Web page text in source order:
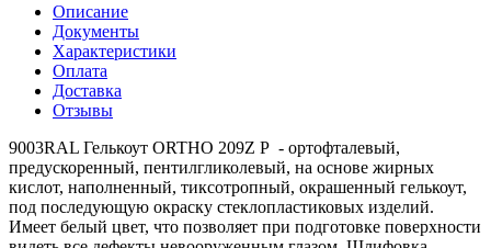
Описание
Документы
Характеристики
Оплата
Доставка
Отзывы
9003RAL Гелькоут ORTHO 209Z P - ортофталевый,
предускоренный, пентилгликолевый, на основе жирных
кислот, наполненный, тиксотропный, окрашенный гелькоут,
под последующую окраску стеклопластиковых изделий.
Имеет белый цвет, что позволяет при подготовке поверхности